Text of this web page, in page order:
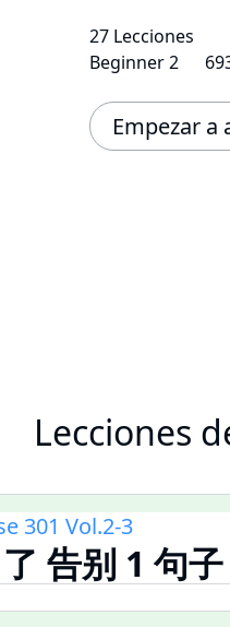
27 Lecciones
Beginner 2
Empezar a
Lecciones
301 Vol.2-3
告别 1 句子